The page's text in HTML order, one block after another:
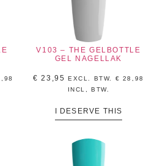
V103 – THE GELBOTTLE
GEL NAGELLAK
€ 23,95 EXCL. BTW. € 28,98
INCL, BTW.
I DESERVE THIS